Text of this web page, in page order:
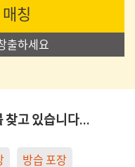
칭
출하세요
찾고 있습니다…
방습 포장